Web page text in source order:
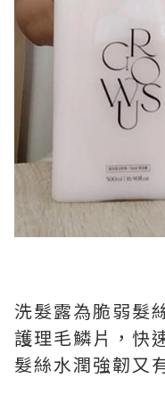
洗髮露為脆弱髮
護理毛鱗片，快
髮絲水潤強韌又